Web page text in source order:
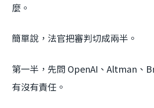
麼。
簡單說，法官把審判切成兩半。
第一半，先問 OpenAI、Altman、
有沒有責任。